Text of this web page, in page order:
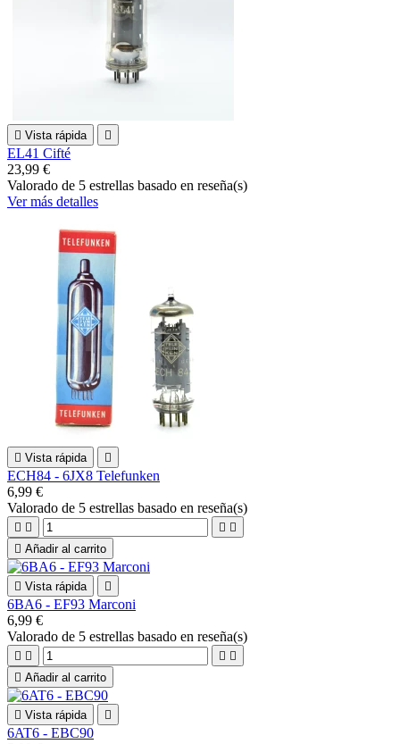
 Vista rápida 
EL41 Cifté
23,99 €
Valorado de 5 estrellas basado en reseña(s)
Ver más detalles
 Vista rápida 
ECH84 - 6JX8 Telefunken
6,99 €
Valorado de 5 estrellas basado en reseña(s)
   
 Añadir al carrito
 Vista rápida 
6BA6 - EF93 Marconi
6,99 €
Valorado de 5 estrellas basado en reseña(s)
   
 Añadir al carrito
 Vista rápida 
6AT6 - EBC90